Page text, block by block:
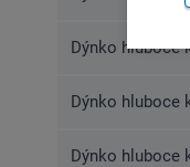
Dýnko hluboce
Dýnko hluboce
Dýnko hluboce